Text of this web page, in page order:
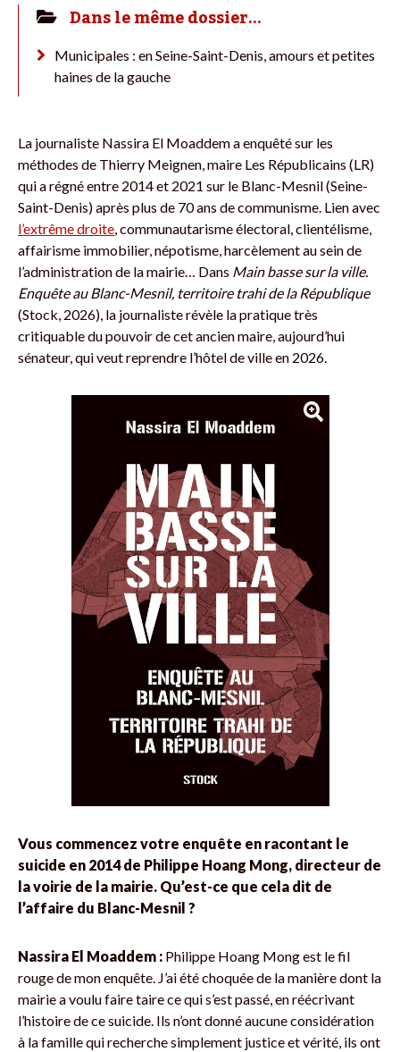
Dans le même dossier…
Municipales : en Seine-Saint-Denis, amours et petites
haines de la gauche
La journaliste Nassira El Moaddem a enquêté sur les
méthodes de Thierry Meignen, maire Les Républicains (LR)
qui a régné entre 2014 et 2021 sur le Blanc-Mesnil (Seine-
Saint-Denis) après plus de 70 ans de communisme. Lien avec
l’extrême droite , communautarisme électoral, clientélisme,
affairisme immobilier, népotisme, harcèlement au sein de
l’administration de la mairie… Dans Main basse sur la ville.
Enquête au Blanc-Mesnil, territoire trahi de la République
(Stock, 2026), la journaliste révèle la pratique très
critiquable du pouvoir de cet ancien maire, aujourd’hui
sénateur, qui veut reprendre l’hôtel de ville en 2026.
Vous commencez votre enquête en racontant le
suicide en 2014 de Philippe Hoang Mong, directeur de
la voirie de la mairie. Qu’est-ce que cela dit de
l’affaire du Blanc-Mesnil ?
Nassira El Moaddem : Philippe Hoang Mong est le fil
rouge de mon enquête. J’ai été choquée de la manière dont la
mairie a voulu faire taire ce qui s’est passé, en réécrivant
l’histoire de ce suicide. Ils n’ont donné aucune considération
à la famille qui recherche simplement justice et vérité, ils ont